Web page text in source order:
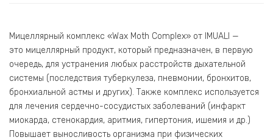
Мицеллярный комплекс «Wax Moth Complex» от IMUALI —
это мицеллярный продукт, который предназначен, в первую
очередь, для устранения любых расстройств дыхательной
системы (последствия туберкулеза, пневмонии, бронхитов,
бронхиальной астмы и других). Также комплекс используется
для лечения сердечно-сосудистых заболеваний (инфаркт
миокарда, стенокардия, аритмия, гипертония, ишемия и др.)
Повышает выносливость организма при физических